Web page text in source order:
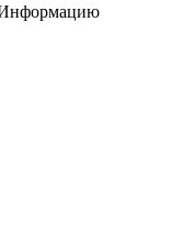
Информацию